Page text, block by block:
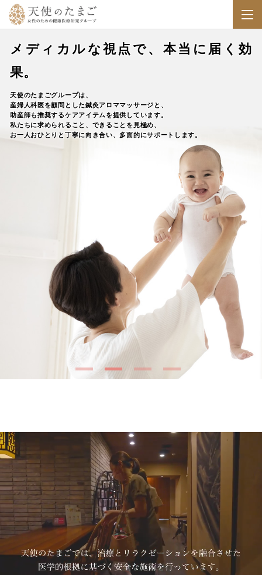
メディカルな視点で、本当に届く効
果。
天使のたまごグループは、
産婦人科医を顧問とした鍼灸アロママッサージと、
助産師も推奨するケアアイテムを提供しています。
私たちに求められること、できることを見極め、
お一人おひとりと丁寧に向き合い、多面的にサポートします。